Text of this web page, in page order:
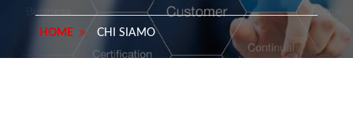
HOME CHI SIAMO